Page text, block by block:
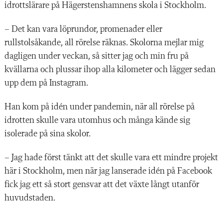
idrottslärare på Hägerstenshamnens skola i Stockholm.
– Det kan vara löprundor, promenader eller
rullstolsåkande, all rörelse räknas. Skolorna mejlar mig
dagligen under veckan, så sitter jag och min fru på
kvällarna och plussar ihop alla kilometer och lägger sedan
upp dem på Instagram.
Han kom på idén under pandemin, när all rörelse på
idrotten skulle vara utomhus och många kände sig
isolerade på sina skolor.
– Jag hade först tänkt att det skulle vara ett mindre projekt
här i Stockholm, men när jag lanserade idén på Facebook
fick jag ett så stort gensvar att det växte långt utanför
huvudstaden.